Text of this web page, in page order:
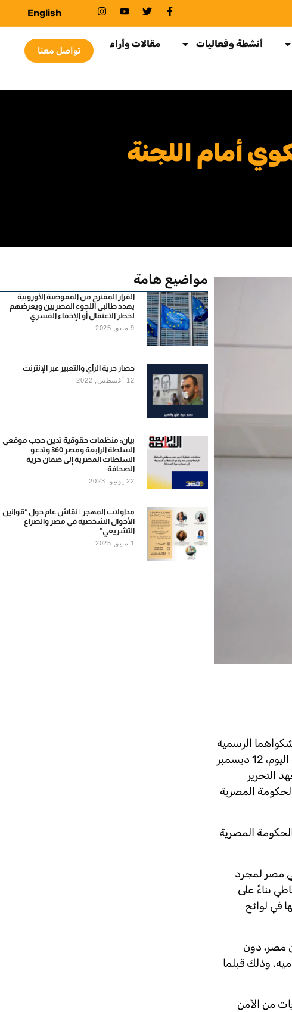
English
أنشطة وفعاليات مقالات وأراء
تواصل معنا
أمام اللجنة
الرسمية
المقدمة أمام اللجنة الإفريقية لحقوق الإنسان والشعوب، بشأن انتهاكات الحكومة المصرية بحقهما، والتي قدمتها بالإنابة اليوم، 12 ديسمبر
التحرير
المصرية
المصرية
مصر لمجرد
بناءً على
في لوائح
تعسفي من مصر، دون
محاميه. وذلك قبلما
من الأمن
مواضيع هامة
القرار المقترح من المفوضية الأوروبية
يهدد طالبي اللجوء المصريين ويعرضهم
لخطر الاعتقال أو الإخفاء القسري
9 مايو, 2025
حصار حرية الرأي والتعبير عبر الإنترنت
12 أغسطس, 2022
بيان: منظمات حقوقية تدين حجب موقعي
السلطة الرابعة ومصر 360 وتدعو
السلطات المصرية إلى ضمان حرية
الصحافة
22 يونيو, 2023
مداولات المهجر | نقاش عام حول “قوانين
الأحوال الشخصية في مصر والصراع
التشريعي”
1 مايو, 2025